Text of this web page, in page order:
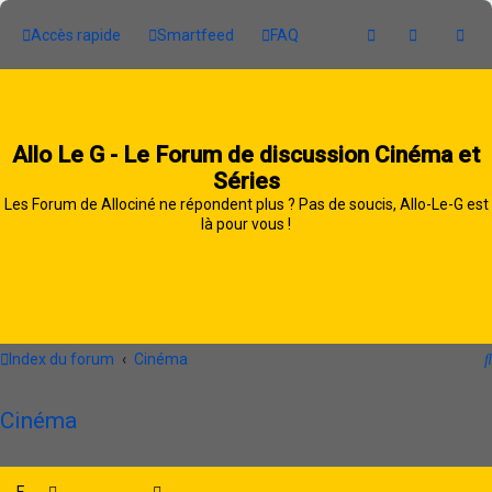
Accès rapide Smartfeed FAQ
Allo Le G - Le Forum de discussion Cinéma et
Séries
Les Forum de Allociné ne répondent plus ? Pas de soucis, Allo-Le-G est
là pour vous !
Index du forum Cinéma
Cinéma